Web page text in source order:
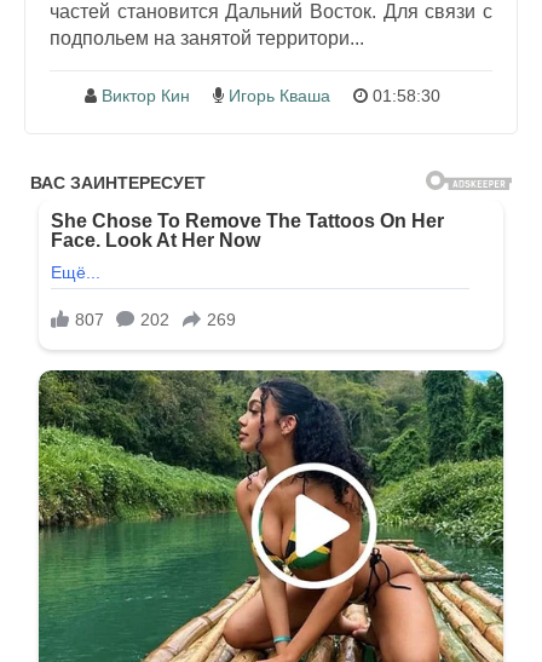
частей становится Дальний Восток. Для связи с
подпольем на занятой территори...
Виктор Кин Игорь Кваша 01:58:30